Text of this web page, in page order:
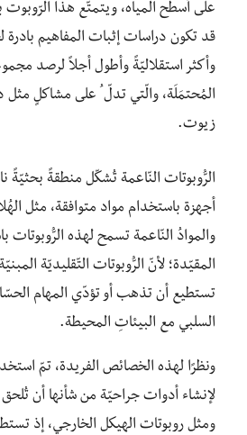
على أسطح المياه، ويتمتّع هذا
قد تكون دراسات إثبات المفاهيم بادرة
وأكثر استقلاليّةً وأطول أجلاً لرصد
المُحتمَلَة، والّتي تدلّ ُ على مشاكلٍ مثل
زيوت.
الرُّوبوتات النّاعمة تُشكّل منطقةً بحثيّةً
أجهزة باستخدام مواد متوافقة، مثل
والموادُ النّاعمة تسمح لهذه الرُّوبوتات
المقيّدة؛ لأنّ الرُّوبوتات التّقليديّة
تستطيع أن تذهب أو تؤدّي المهام
السلبي مع البيئاتِ المحيطة.
ونظرًا لهذه الخصائص الفريدة، تمّ
لإنشاء أدوات جراحيّة من شأنها أن تُلحق
ومثل روبوتات الهيكل الخارجي، إذ